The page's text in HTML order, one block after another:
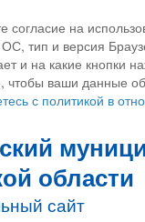
на
тип и версия
и на какие кнопки
ваши данные
с политикой в